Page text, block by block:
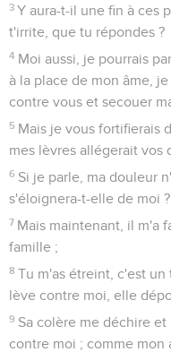
3 Y aura-t-il une fin à ces
t'irrite, que tu répondes ?
4 Moi aussi, je pourrais
à la place de mon âme,
contre vous et secouer
5 Mais je vous fortifierais
mes lèvres allégerait vos
6 Si je parle, ma douleur
s'éloignera-t-elle de moi ?
7 Mais maintenant, il m'a
famille ;
8 Tu m'as étreint, c'est
lève contre moi, elle
9 Sa colère me déchire
contre moi ; comme mon